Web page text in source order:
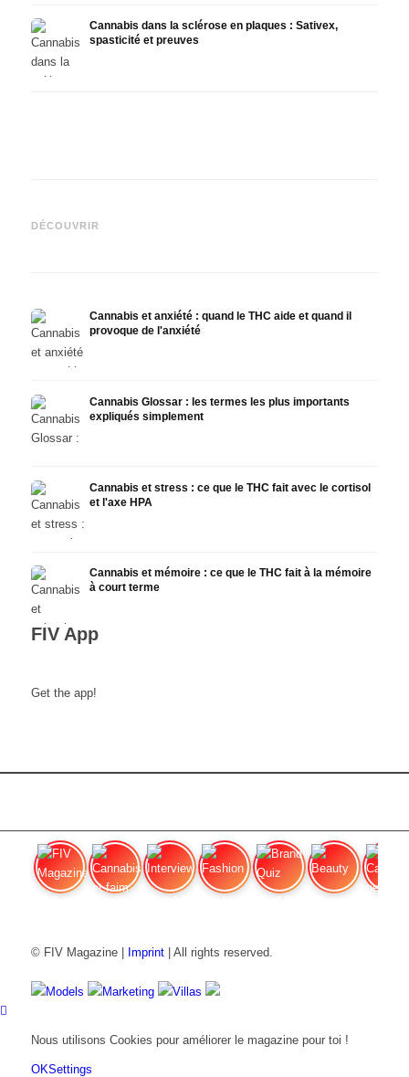
Cannabis dans la sclérose en plaques : Sativex,
spasticité et preuves
DÉCOUVRIR
CBD, Epidiolex et l'état actuel
Cannabis et anxiété : quand le THC aide et quand il
provoque de l'anxiété
Cannabis Glossar : les termes les plus importants
expliqués simplement
Cannabis et stress : ce que le THC fait avec le cortisol
et l'axe HPA
Cannabis et mémoire : ce que le THC fait à la mémoire
à court terme
FIV App
Get the app!
© FIV Magazine | Imprint| All rights reserved.
Models Marketing Villas
Nous utilisons Cookies pour améliorer le magazine pour toi !
OKSettings